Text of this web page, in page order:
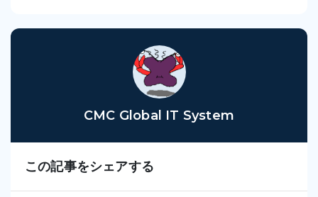
CMC Global IT System
この記事をシェアする